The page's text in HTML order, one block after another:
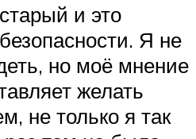
и это
Я не
но моё мнение
желать
не только я так